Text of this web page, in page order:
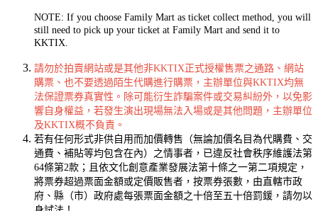
NOTE: If you choose Family Mart as ticket collect method, you will
still need to pick up your ticket at Family Mart and send it to
KKTIX.
請勿於拍賣網站或是其他非KKTIX正式授權售票之通路、網站
購票、也不要透過陌生代購進行購票，主辦單位與KKTIX均無
法保證票券真實性。除可能衍生詐騙案件或交易糾紛外，以免影
響自身權益，若發生演出現場無法入場或是其他問題，主辦單位
及KKTIX概不負責。
若有任何形式非供自用而加價轉售（無論加價名目為代購費、交
通費、補貼等均包含在內）之情事者，已違反社會秩序維護法第
64條第2款；且依文化創意產業發展法第十條之一第二項規定，
將票券超過票面金額或定價販售者，按票券張數，由直轄市政
府、縣（市）政府處每張票面金額之十倍至五十倍罰鍰，請勿以